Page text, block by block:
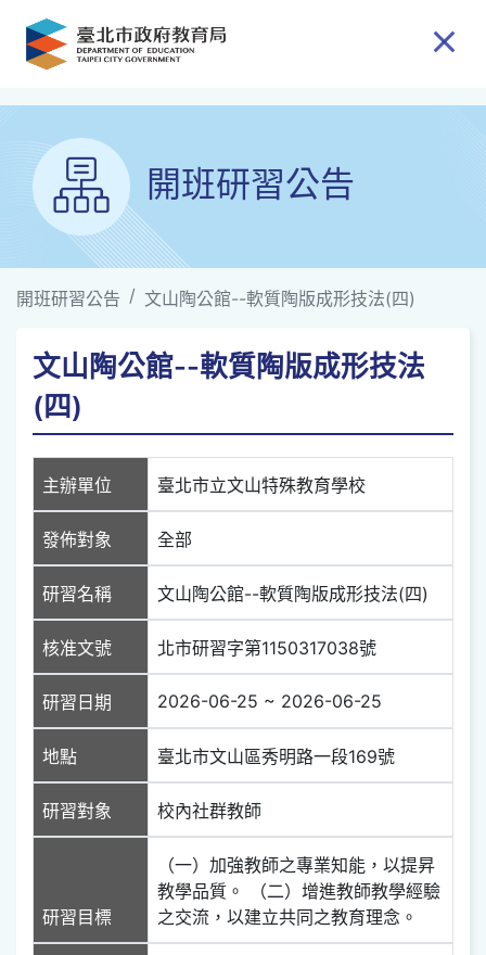
跳到主要內容
開班研習公告
開班研習公告 文山陶公館--軟質陶版成形技法(四)
文山陶公館--軟質陶版成形技法
(四)
主辦單位 臺北市立文山特殊教育學校
發佈對象 全部
研習名稱 文山陶公館--軟質陶版成形技法(四)
核准文號 北市研習字第1150317038號
研習日期 2026-06-25 ~ 2026-06-25
地點 臺北市文山區秀明路一段169號
研習對象 校內社群教師
研習目標
（一）加強教師之專業知能，以提昇
教學品質。 （二）增進教師教學經驗
之交流，以建立共同之教育理念。